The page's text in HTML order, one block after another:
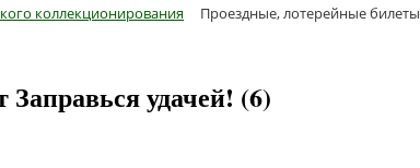
коллекционирования Проездные, лотерейные билеты
удачей! (6)